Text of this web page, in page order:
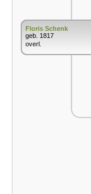
Floris Schenk
geb. 1817
overl.